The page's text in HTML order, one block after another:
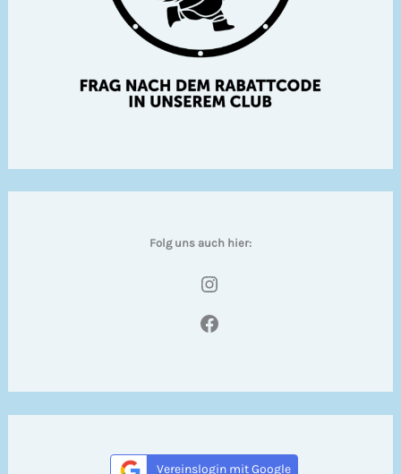
Folg uns auch hier:
Instagram
Facebook
Vereinslogin mit Google